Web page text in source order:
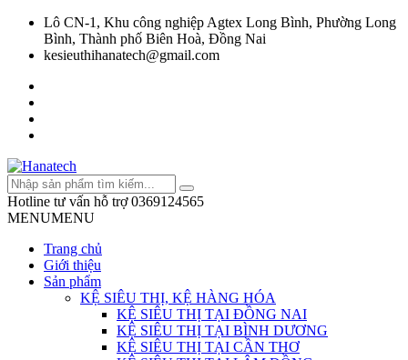
Lô CN-1, Khu công nghiệp Agtex Long Bình, Phường Long
Bình, Thành phố Biên Hoà, Đồng Nai
kesieuthihanatech@gmail.com
Hotline tư vấn hỗ trợ 0369124565
MENUMENU
Trang chủ
Giới thiệu
Sản phẩm
KỆ SIÊU THỊ, KỆ HÀNG HÓA
KỆ SIÊU THỊ TẠI ĐỒNG NAI
KỆ SIÊU THỊ TẠI BÌNH DƯƠNG
KỆ SIÊU THỊ TẠI CẦN THƠ